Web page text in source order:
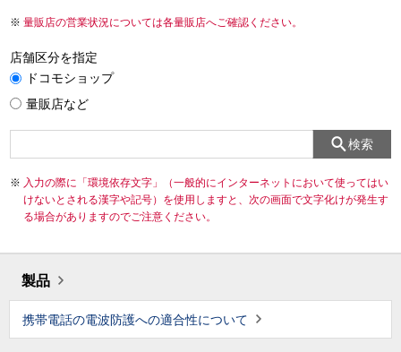
量販店の営業状況については各量販店へご確認ください。
店舗区分を指定
ドコモショップ
量販店など
検索
入力の際に「環境依存文字」（一般的にインターネットにおいて使ってはい
けないとされる漢字や記号）を使用しますと、次の画面で文字化けが発生す
る場合がありますのでご注意ください。
製品
携帯電話の電波防護への適合性について